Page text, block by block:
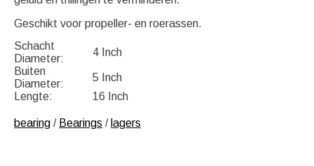
Geschikt voor propeller- en roerassen.
Schacht
Diameter:
4 Inch
Buiten
Diameter:
5 Inch
Lengte:
16 Inch
bearing / Bearings / lagers